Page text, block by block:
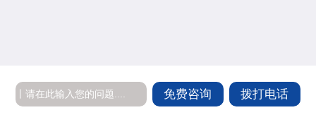
免费咨询 拨打电话